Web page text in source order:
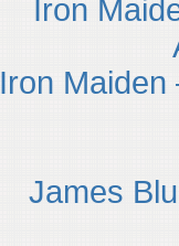
Iron
Iron
James